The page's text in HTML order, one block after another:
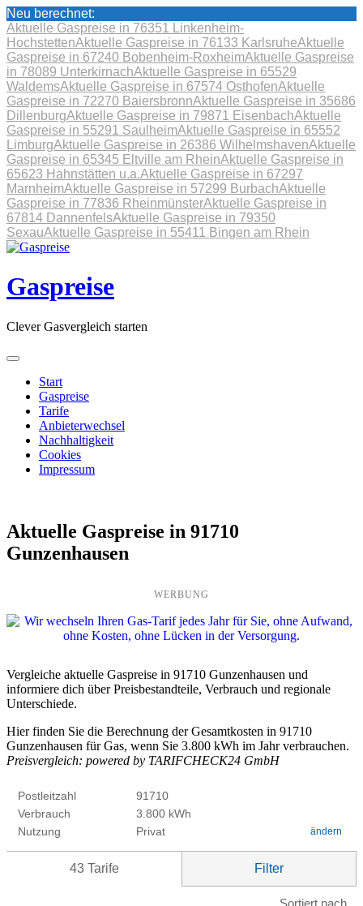
Neu berechnet:
Aktuelle Gaspreise in 76351 Linkenheim-
HochstettenAktuelle Gaspreise in 76133 KarlsruheAktuelle
Gaspreise in 67240 Bobenheim-RoxheimAktuelle Gaspreise
in 78089 UnterkirnachAktuelle Gaspreise in 65529
WaldemsAktuelle Gaspreise in 67574 OsthofenAktuelle
Gaspreise in 72270 BaiersbronnAktuelle Gaspreise in 35686
DillenburgAktuelle Gaspreise in 79871 EisenbachAktuelle
Gaspreise in 55291 SaulheimAktuelle Gaspreise in 65552
LimburgAktuelle Gaspreise in 26386 WilhelmshavenAktuelle
Gaspreise in 65345 Eltville am RheinAktuelle Gaspreise in
65623 Hahnstätten u.a.Aktuelle Gaspreise in 67297
MarnheimAktuelle Gaspreise in 57299 BurbachAktuelle
Gaspreise in 77836 RheinmünsterAktuelle Gaspreise in
67814 DannenfelsAktuelle Gaspreise in 79350
SexauAktuelle Gaspreise in 55411 Bingen am Rhein
Skip
content
Gaspreise
Clever Gasvergleich starten
Start
Gaspreise
Tarife
Anbieterwechsel
Nachhaltigkeit
Cookies
Impressum
Aktuelle Gaspreise in 91710
Gunzenhausen
WERBUNG
Vergleiche aktuelle Gaspreise in 91710 Gunzenhausen und
informiere dich über Preisbestandteile, Verbrauch und regionale
Unterschiede.
Hier finden Sie die Berechnung der Gesamtkosten in 91710
Gunzenhausen für Gas, wenn Sie 3.800 kWh im Jahr verbrauchen.
Preisvergleich: powered by TARIFCHECK24 GmbH